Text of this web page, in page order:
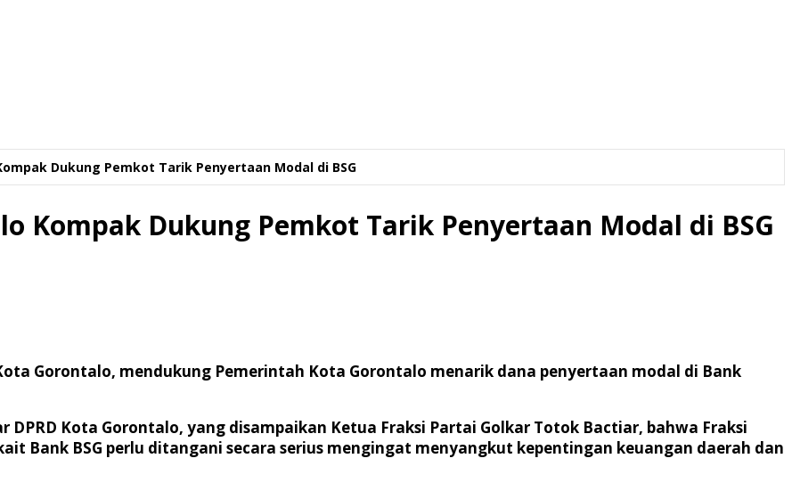
Dukung Pemkot Tarik Penyertaan Modal di BSG
Kompak Dukung Pemkot Tarik Penyertaan Modal di BSG
Gorontalo, mendukung Pemerintah Kota Gorontalo menarik dana penyertaan modal di Bank
DPRD Kota Gorontalo, yang disampaikan Ketua Fraksi Partai Golkar Totok Bactiar, bahwa Fraksi
Bank BSG perlu ditangani secara serius mengingat menyangkut kepentingan keuangan daerah dan